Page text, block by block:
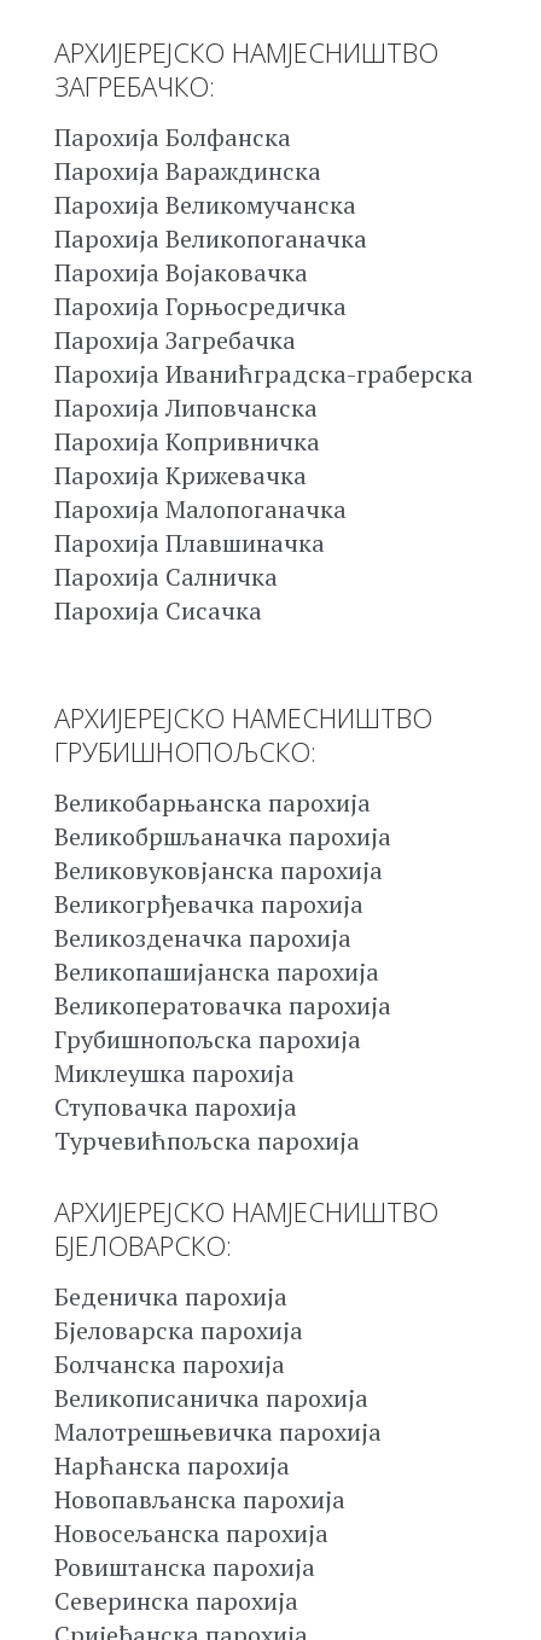
АРХИЈЕРЕЈСКО НАМЈЕСНИШТВО
ЗАГРЕБАЧКО:
Парохија Болфанска
Парохија Вараждинска
Парохија Великомучанска
Парохија Великопоганачка
Парохија Војаковачка
Парохија Горњосредичка
Парохија Загребачка
Парохија Иванићградска-граберска
Парохија Липовчанска
Парохија Копривничка
Парохија Крижевачка
Парохија Малопоганачка
Парохија Плавшиначка
Парохија Салничка
Парохија Сисачка
АРХИЈЕРЕЈСКО НАМЕСНИШТВО
ГРУБИШНОПОЉСКО:
Великобарњанска парохија
Великобршљаначка парохија
Великовуковјанска парохија
Великогрђевачка парохија
Великозденачка парохија
Великопашијанска парохија
Великоператовачка парохија
Грубишнопољска парохија
Миклеушка парохија
Ступовачка парохија
Турчевићпољска парохија
АРХИЈЕРЕЈСКО НАМЈЕСНИШТВО
БЈЕЛОВАРСКО:
Беденичка парохија
Бјеловарска парохија
Болчанска парохија
Великописаничка парохија
Малотрешњевичка парохија
Нарћанска парохија
Новопављанска парохија
Новосељанска парохија
Ровиштанска парохија
Северинска парохија